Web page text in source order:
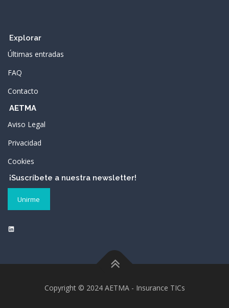
Explorar
Últimas entradas
FAQ
Contacto
AETMA
Aviso Legal
Privacidad
Cookies
¡Suscríbete a nuestra newsletter!
Unirme
Copyright © 2024 AETMA - Insurance TICs